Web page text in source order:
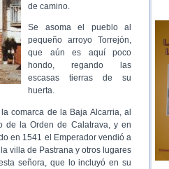
de camino.
Se asoma el pueblo al
pequeño arroyo Torrejón,
que aún es aquí poco
hondo, regando las
escasas tierras de su
huerta.
de la Baja Alcarria, al
de la Orden de Calatrava, y en
en 1541 el Emperador vendió a
villa de Pastrana y otros lugares
señora, que lo incluyó en su